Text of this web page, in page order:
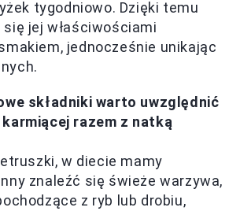
tygodniowo. Dzięki temu
jej właściwościami
jednocześnie unikając
składniki warto uwzględnić
karmiącej razem z natką
w diecie mamy
znaleźć się świeże warzywa,
z ryb lub drobiu,